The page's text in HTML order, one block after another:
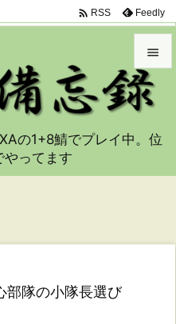


メニュ
サイド
 RSS Feedly
の1+8鯖でプレイ中。位
やってます
部隊の小隊長選び